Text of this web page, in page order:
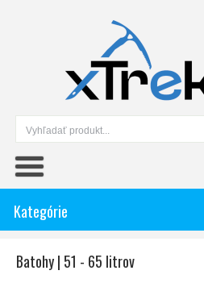
Kategórie
Batohy | 51 - 65 litrov